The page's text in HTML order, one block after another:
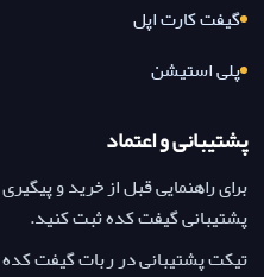
گیفت کارت اپل
پلی استیشن
پشتیبانی و اعتماد
برای راهنمایی قبل از خرید و
پشتیبانی گیفت کده ثبت کنید.
تیکت پشتیبانی در ربات گیفت کده